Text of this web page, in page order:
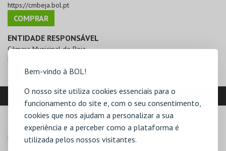
Bem-vindo à BOL!
O nosso site utiliza cookies essenciais para o
funcionamento do site e, com o seu consentimento,
cookies que nos ajudam a personalizar a sua
experiência e a perceber como a plataforma é
utilizada pelos nossos visitantes.
https://cmbeja.bol.pt
COMPRAR
ENTIDADE RESPONSÁVEL
Câmara Municipal de Beja
NIF:
LOCALIZAÇÃO
MORADA
Rua Luis de Camões S/N